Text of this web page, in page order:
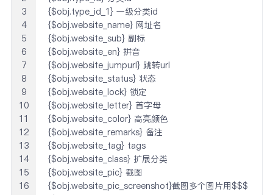
{$obj.type_id_1} 一级分类id
{$obj.website_name} 网址名
{$obj.website_sub} 副标
{$obj.website_en} 拼音
{$obj.website_jumpurl} 跳转url
{$obj.website_status} 状态
{$obj.website_lock} 锁定
{$obj.website_letter} 首字母
{$obj.website_color} 高亮颜色
{$obj.website_remarks} 备注
{$obj.website_tag} tags
{$obj.website_class} 扩展分类
{$obj.website_pic} 截图
{$obj.website_pic_screenshot}截图多个图片用$$$连接
3
4
5
6
7
8
9
10
11
12
13
14
15
16